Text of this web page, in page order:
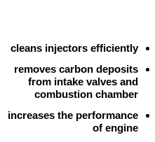
cleans injectors efficiently
removes carbon deposits
from intake valves and
combustion chamber
increases the performance
of engine